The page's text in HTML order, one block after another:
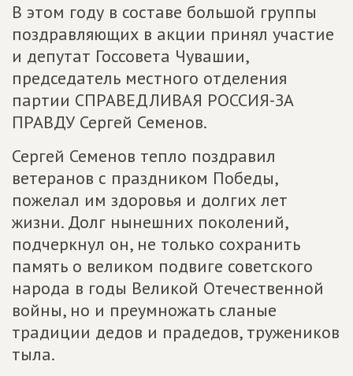
В этом году в составе большой группы
поздравляющих в акции принял участие
и депутат Госсовета Чувашии,
председатель местного отделения
партии СПРАВЕДЛИВАЯ РОССИЯ-ЗА
ПРАВДУ Сергей Семенов.
Сергей Семенов тепло поздравил
ветеранов с праздником Победы,
пожелал им здоровья и долгих лет
жизни. Долг нынешних поколений,
подчеркнул он, не только сохранить
память о великом подвиге советского
народа в годы Великой Отечественной
войны, но и преумножать сланые
традиции дедов и прадедов, тружеников
тыла.